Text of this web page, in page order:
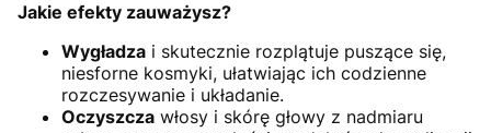
Jakie efekty zauważysz?
Wygładza i skutecznie rozplątuje puszące się,
niesforne kosmyki, ułatwiając ich codzienne
rozczesywanie i układanie.
Oczyszcza włosy i skórę głowy z nadmiaru